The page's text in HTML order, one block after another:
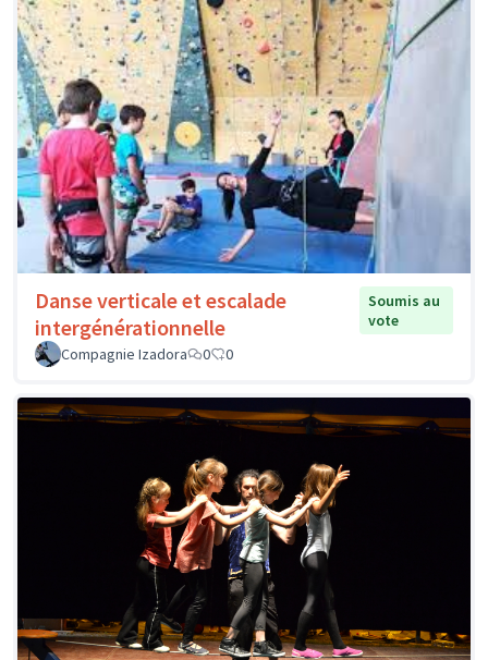
Danse verticale et escalade
intergénérationnelle
Soumis au
vote
Compagnie Izadora
0 0